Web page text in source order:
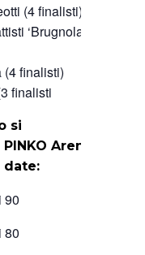
(4 finalisti)
‘Brugnola’
(4 finalisti)
finalisti
si
Arena
date:
90
80